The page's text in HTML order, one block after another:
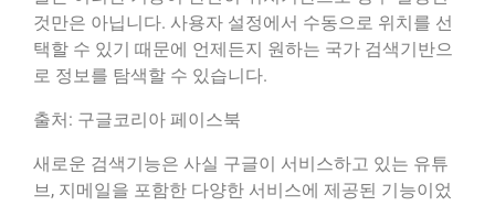
것만은 아닙니다. 사용자 설정에서 수동으로 위치를 선
택할 수 있기 때문에 언제든지 원하는 국가 검색기반으
로 정보를 탐색할 수 있습니다.
출처: 구글코리아 페이스북
새로운 검색기능은 사실 구글이 서비스하고 있는 유튜
브, 지메일을 포함한 다양한 서비스에 제공된 기능이었